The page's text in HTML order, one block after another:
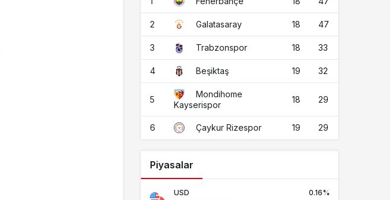
2 Galatasaray 18 47
3 Trabzonspor 18 33
4 Beşiktaş 19 32
5
Mondihome
Kayserispor
18 29
6 Çaykur Rizespor 19 29
Piyasalar
USD 0.16%